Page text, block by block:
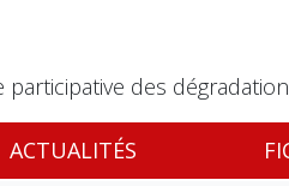
participative des
ACTUALITÉS